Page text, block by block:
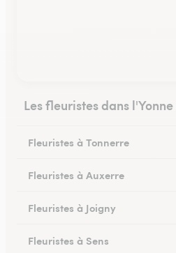
Les fleuristes dans
Fleuristes à Tonnerre
Fleuristes à Auxerre
Fleuristes à Joigny
Fleuristes à Sens